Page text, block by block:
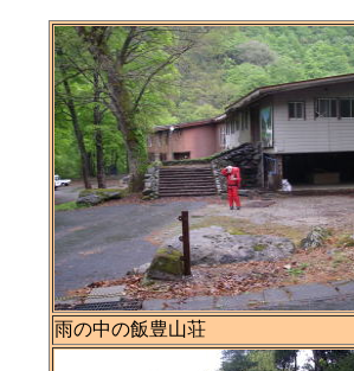
雨の中の飯豊山荘